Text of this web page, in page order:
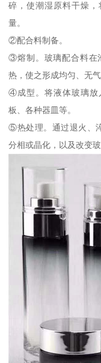
碎，使潮湿原料干燥
量。
②配合料制备。
③熔制。玻璃配合料在
热，使之形成均匀、无
④成型。将液体玻璃放
板、各种器皿等。
⑤热处理。通过退火、
分相或晶化，以及改变